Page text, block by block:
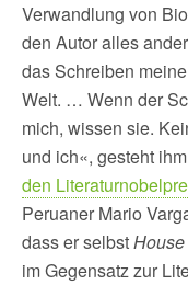
Verwandlung von
den Autor alles
das Schreiben
Welt. … Wenn der
mich, wissen sie.
und ich«, gesteht ihm
den
Peruaner Mario
dass er selbst
im Gegensatz zur